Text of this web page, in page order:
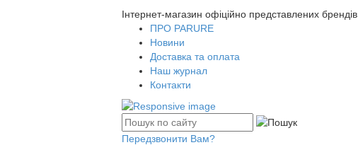
Інтернет-магазин офіційно представлених брендів
ПРО PARURE
Новини
Доставка та оплата
Наш журнал
Контакти
Передзвонити Вам?